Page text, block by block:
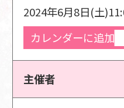
2024年6月8日(土)
カレンダーに追加
主催者